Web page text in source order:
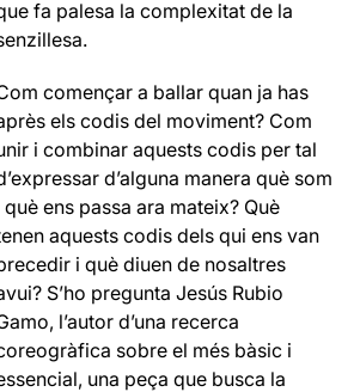
fa palesa la complexitat de la
començar a ballar quan ja has
els codis del moviment? Com
i combinar aquests codis per tal
d’alguna manera què som
què ens passa ara mateix? Què
aquests codis dels qui ens van
i què diuen de nosaltres
S’ho pregunta Jesús Rubio
l’autor d’una recerca
sobre el més bàsic i
una peça que busca la